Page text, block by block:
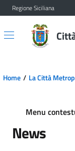
Vai al contenuto
Vai al menu principale
Regione Siciliana
Home La Città
Menu
News